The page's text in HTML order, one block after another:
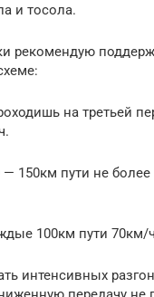
и тосола.
рекомендую
на третьей
150км пути не более
100км пути 70км/
интенсивных